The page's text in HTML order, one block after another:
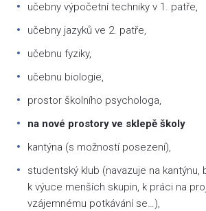
učebny výpočetní techniky v 1. patře,
učebny jazyků ve 2. patře,
učebnu fyziky,
učebnu biologie,
prostor školního psychologa,
na nové prostory ve sklepě školy
kantýna (s možností posezení),
studentský klub (navazuje na kantýnu,
k výuce menších skupin, k práci na
vzájemnému potkávání se…),